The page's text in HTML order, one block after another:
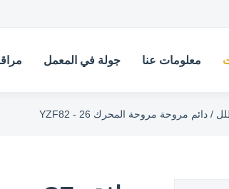
معلومات عنا جولة في المعمل